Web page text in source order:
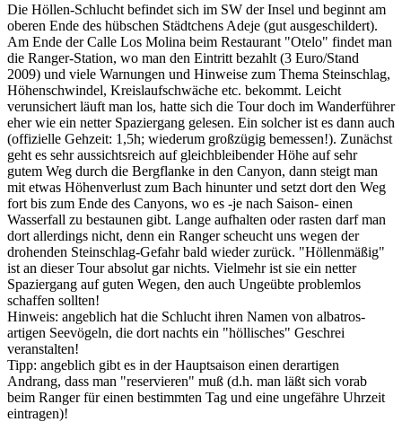
Die Höllen-Schlucht befindet sich im SW der Insel und beginnt am
oberen Ende des hübschen Städtchens Adeje (gut ausgeschildert).
Am Ende der Calle Los Molina beim Restaurant "Otelo" findet man
die Ranger-Station, wo man den Eintritt bezahlt (3 Euro/Stand
2009) und viele Warnungen und Hinweise zum Thema Steinschlag,
Höhenschwindel, Kreislaufschwäche etc. bekommt. Leicht
verunsichert läuft man los, hatte sich die Tour doch im Wanderführer
eher wie ein netter Spaziergang gelesen. Ein solcher ist es dann auch
(offizielle Gehzeit: 1,5h; wiederum großzügig bemessen!). Zunächst
geht es sehr aussichtsreich auf gleichbleibender Höhe auf sehr
gutem Weg durch die Bergflanke in den Canyon, dann steigt man
mit etwas Höhenverlust zum Bach hinunter und setzt dort den Weg
fort bis zum Ende des Canyons, wo es -je nach Saison- einen
Wasserfall zu bestaunen gibt. Lange aufhalten oder rasten darf man
dort allerdings nicht, denn ein Ranger scheucht uns wegen der
drohenden Steinschlag-Gefahr bald wieder zurück. "Höllenmäßig"
ist an dieser Tour absolut gar nichts. Vielmehr ist sie ein netter
Spaziergang auf guten Wegen, den auch Ungeübte problemlos
schaffen sollten!
Hinweis: angeblich hat die Schlucht ihren Namen von albatros-
artigen Seevögeln, die dort nachts ein "höllisches" Geschrei
veranstalten!
Tipp: angeblich gibt es in der Hauptsaison einen derartigen
Andrang, dass man "reservieren" muß (d.h. man läßt sich vorab
beim Ranger für einen bestimmten Tag und eine ungefähre Uhrzeit
eintragen)!